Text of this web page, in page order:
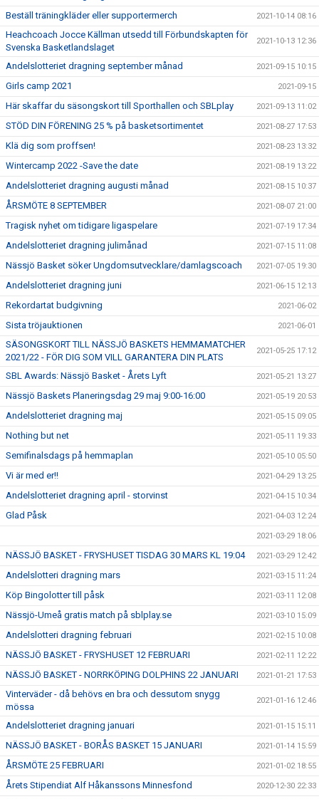
Beställ träningkläder eller supportermerch 2021-10-14 08:16
Heachcoach Jocce Källman utsedd till Förbundskapten för
Svenska Basketlandslaget
2021-10-13 12:36
Andelslotteriet dragning september månad 2021-09-15 10:15
Girls camp 2021 2021-09-15
Här skaffar du säsongskort till Sporthallen och SBLplay 2021-09-13 11:02
STÖD DIN FÖRENING 25 % på basketsortimentet 2021-08-27 17:53
Klä dig som proffsen! 2021-08-23 13:32
Wintercamp 2022 -Save the date 2021-08-19 13:22
Andelslotteriet dragning augusti månad 2021-08-15 10:37
ÅRSMÖTE 8 SEPTEMBER 2021-08-07 21:00
Tragisk nyhet om tidigare ligaspelare 2021-07-19 17:34
Andelslotteriet dragning julimånad 2021-07-15 11:08
Nässjö Basket söker Ungdomsutvecklare/damlagscoach 2021-07-05 19:30
Andelslotteriet dragning juni 2021-06-15 12:13
Rekordartat budgivning 2021-06-02
Sista tröjauktionen 2021-06-01
SÄSONGSKORT TILL NÄSSJÖ BASKETS HEMMAMATCHER
2021/22 - FÖR DIG SOM VILL GARANTERA DIN PLATS
2021-05-25 17:12
SBL Awards: Nässjö Basket - Årets Lyft 2021-05-21 13:27
Nässjö Baskets Planeringsdag 29 maj 9:00-16:00 2021-05-19 20:53
Andelslotteriet dragning maj 2021-05-15 09:05
Nothing but net 2021-05-11 19:33
Semifinalsdags på hemmaplan 2021-05-10 05:50
Vi är med er!! 2021-04-29 13:25
Andelslotteriet dragning april - storvinst 2021-04-15 10:34
Glad Påsk 2021-04-03 12:24
2021-03-29 18:06
NÄSSJÖ BASKET - FRYSHUSET TISDAG 30 MARS KL 19:04 2021-03-29 12:42
Andelslotteri dragning mars 2021-03-15 11:24
Köp Bingolotter till påsk 2021-03-11 12:08
Nässjö-Umeå gratis match på sblplay.se 2021-03-10 15:09
Andelslotteri dragning februari 2021-02-15 10:08
NÄSSJÖ BASKET - FRYSHUSET 12 FEBRUARI 2021-02-11 12:22
NÄSSJÖ BASKET - NORRKÖPING DOLPHINS 22 JANUARI 2021-01-21 17:53
Vinterväder - då behövs en bra och dessutom snygg
mössa
2021-01-16 12:46
Andelslotteriet dragning januari 2021-01-15 15:11
NÄSSJÖ BASKET - BORÅS BASKET 15 JANUARI 2021-01-14 15:59
ÅRSMÖTE 25 FEBRUARI 2021-01-02 18:55
Årets Stipendiat Alf Håkanssons Minnesfond 2020-12-30 22:33